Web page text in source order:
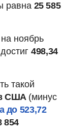
равна 25 585
ноябрь
498,34
такой
США (минус
до 523,72
854